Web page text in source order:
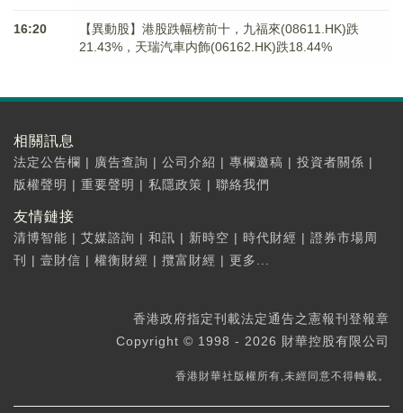
16:20
【異動股】港股跌幅榜前十，九福來(08611.HK)跌
21.43%，天瑞汽車内飾(06162.HK)跌18.44%
相關訊息
法定公告欄 | 廣告查詢 | 公司介紹 | 專欄邀稿 | 投資者關係 |
版權聲明 | 重要聲明 | 私隱政策 | 聯絡我們
友情鏈接
清博智能 | 艾媒諮詢 | 和訊 | 新時空 | 時代財經 | 證券市場周
刊
| 壹財信 | 權衡財經 | 攬富財經 | 更多...
香港政府指定刊載法定通告之憲報刊登報章
Copyright © 1998 - 2026 財華控股有限公司
香港財華社版權所有,未經同意不得轉載。